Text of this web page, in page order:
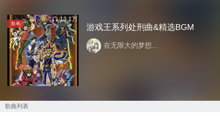
歌单
13.1万
游戏王系列处刑曲&精选BGM
在无限大的梦想...
歌曲列表